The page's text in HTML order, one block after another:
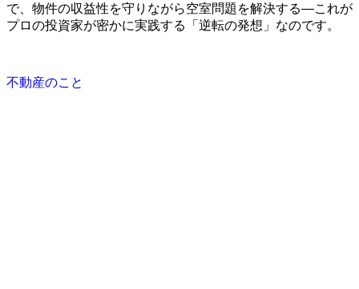
で、物件の収益性を守りながら空室問題を解決する—これが
プロの投資家が密かに実践する「逆転の発想」なのです。
不動産のこと